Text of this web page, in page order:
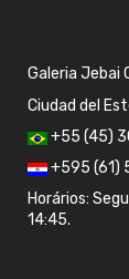
Galeria Jebai
Ciudad del
+55 (45)
+595 (61)
Horários:
14:45.